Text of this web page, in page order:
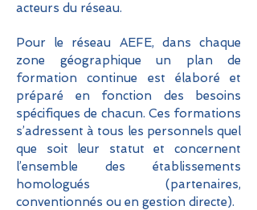
acteurs du réseau.
Pour le réseau AEFE, dans chaque
zone géographique un plan de
formation continue est élaboré et
préparé en fonction des besoins
spécifiques de chacun. Ces formations
s’adressent à tous les personnels quel
que soit leur statut et concernent
l’ensemble des établissements
homologués (partenaires,
conventionnés ou en gestion directe).